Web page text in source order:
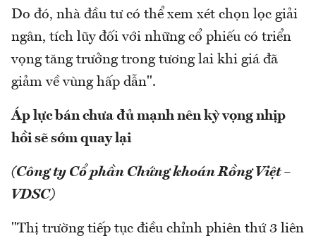
Do đó, nhà đầu tư có thể xem xét chọn lọc giải
ngân, tích lũy đối với những cổ phiếu có triển
vọng tăng trưởng trong tương lai khi giá đã
giảm về vùng hấp dẫn".
Áp lực bán chưa đủ mạnh nên kỳ vọng nhịp
hồi sẽ sớm quay lại
(Công ty Cổ phần Chứng khoán Rồng Việt –
VDSC)
"Thị trường tiếp tục điều chỉnh phiên thứ 3 liên